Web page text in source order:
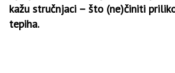
kažu stručnjaci – što (ne)činiti
tepiha.